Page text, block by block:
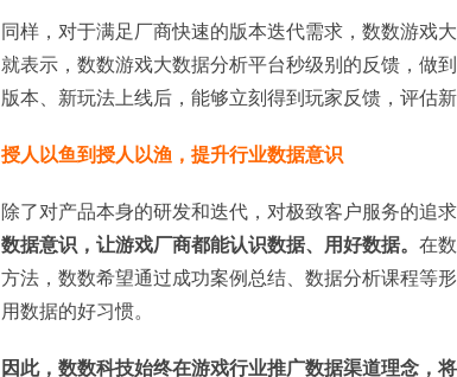
同样，对于满足厂商快速的版本迭代需求，数数游戏
就表示，数数游戏大数据分析平台秒级别的反馈，做
版本、新玩法上线后，能够立刻得到玩家反馈，评估新
授人以鱼到授人以渔，提升行业数据意识
除了对产品本身的研发和迭代，对极致客户服务的追
数据意识，让游戏厂商都能认识数据、用好数据。 在
方法，数数希望通过成功案例总结、数据分析课程等
用数据的好习惯。
因此，数数科技始终在游戏行业推广数据渠道理念，